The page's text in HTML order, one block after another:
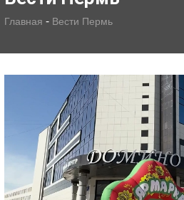
Главная - Вести Пермь